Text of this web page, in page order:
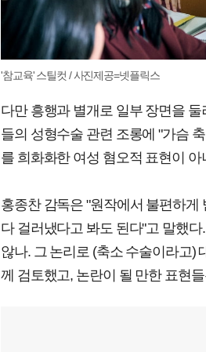
'참교육' 스틸컷 / 사진제공=넷플릭스
다만 흥행과 별개로 일부 장면을
들의 성형수술 관련 조롱에 "가슴
를 희화화한 여성 혐오적 표현이
홍종찬 감독은 "원작에서 불편하게
다 걸러냈다고 봐도 된다"고 말했
않나. 그 논리로 (축소 수술이라고)
께 검토했고, 논란이 될 만한 표현